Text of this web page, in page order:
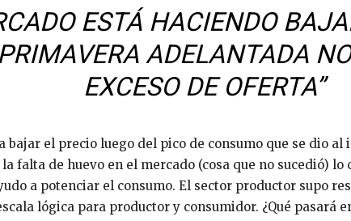
ESTÁ HACIENDO
ADELANTADA
EXCESO DE OFERTA”
bajar el precio luego del pico de consumo que se dio
falta de huevo en el mercado (cosa que no sucedió) lo
a potenciar el consumo. El sector productor supo
lógica para productor y consumidor. ¿Qué pasará